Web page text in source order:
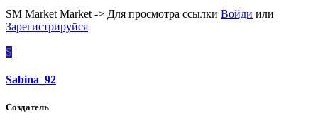
SM Market Market -> Для просмотра ссылки Войди или
Зарегистрируйся
S
Sabina_92
Создатель